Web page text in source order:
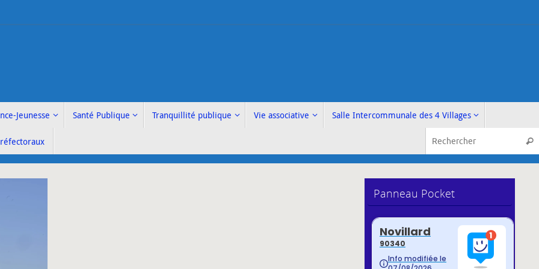
Jeunesse Santé Publique Tranquillité publique Vie associative Salle Intercommunale des 4 Villages
Panneau Pocket